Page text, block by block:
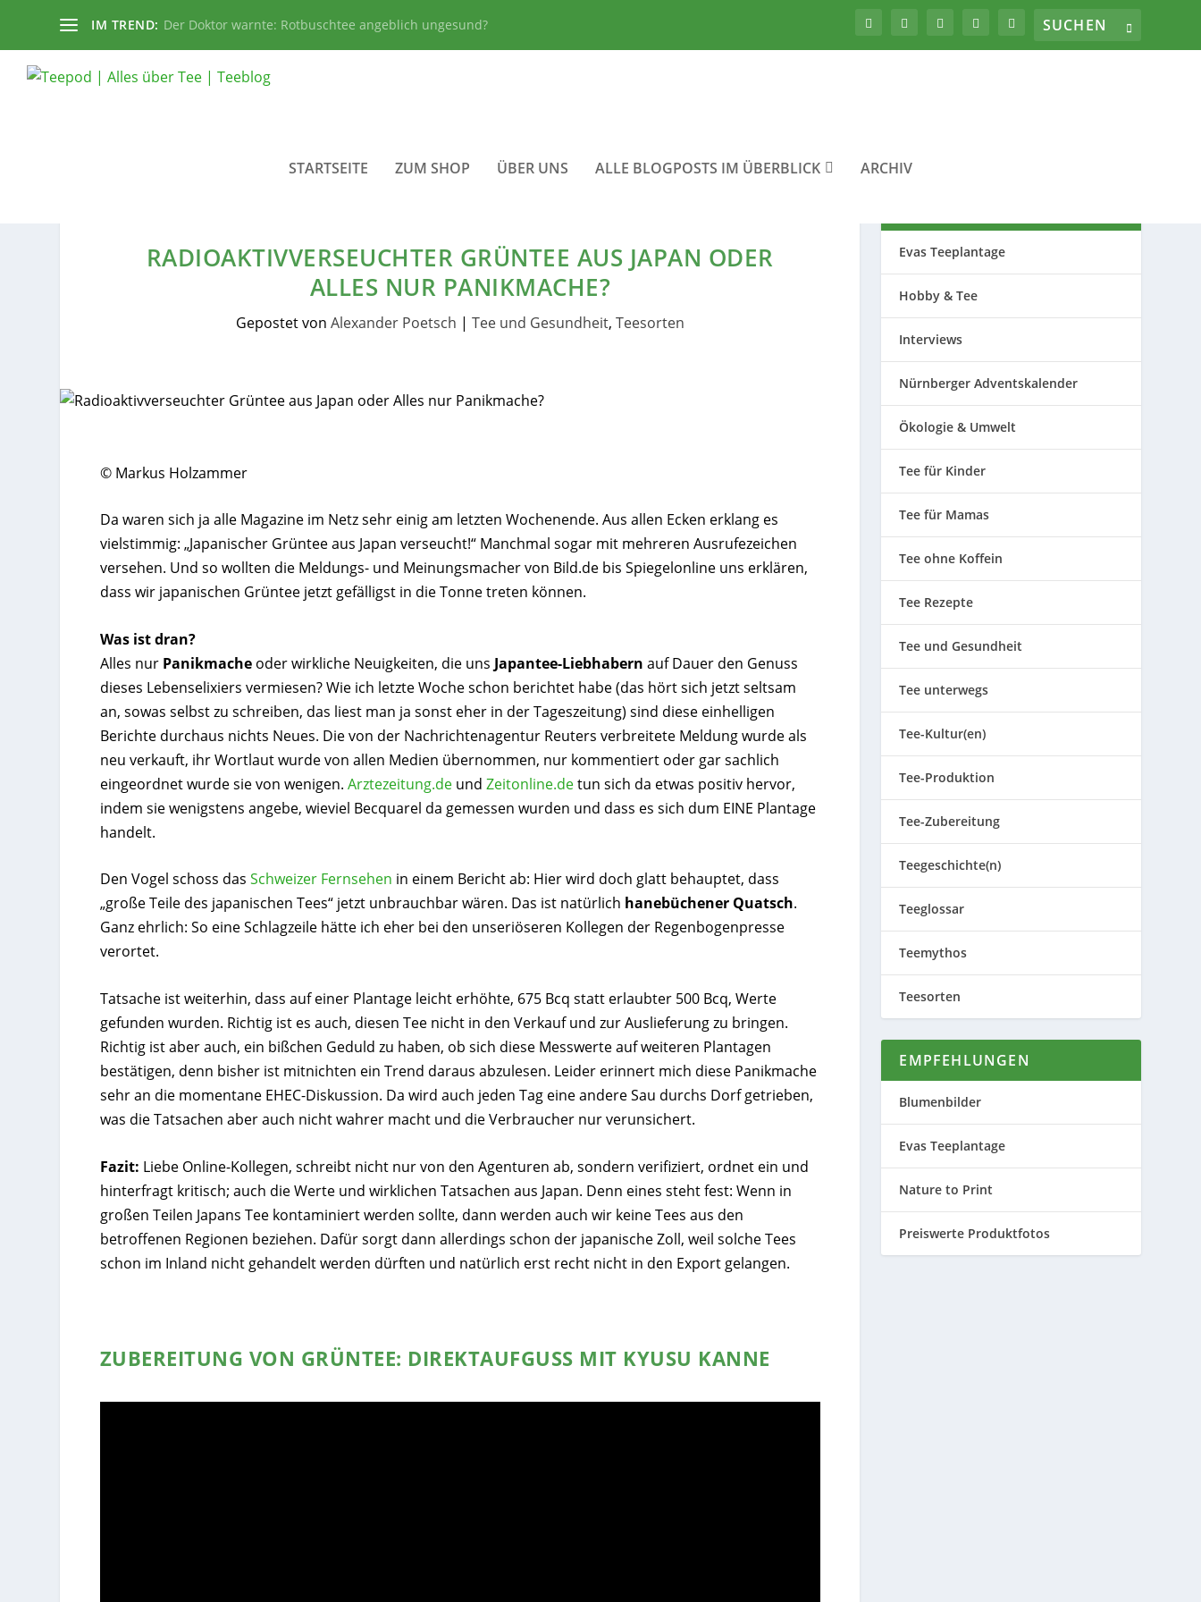
IM TREND: Der Doktor warnte: Rotbuschtee angeblich ungesund?
STARTSEITE ZUM SHOP ÜBER UNS ALLE BLOGPOSTS IM ÜBERBLICK ARCHIV
RADIOAKTIVVERSEUCHTER GRÜNTEE AUS JAPAN ODER
ALLES NUR PANIKMACHE?
Gepostet von Alexander Poetsch | Tee und Gesundheit, Teesorten
© Markus Holzammer
Da waren sich ja alle Magazine im Netz sehr einig am letzten Wochenende. Aus allen Ecken erklang es
vielstimmig: „Japanischer Grüntee aus Japan verseucht!“ Manchmal sogar mit mehreren Ausrufezeichen
versehen. Und so wollten die Meldungs- und Meinungsmacher von Bild.de bis Spiegelonline uns erklären,
dass wir japanischen Grüntee jetzt gefälligst in die Tonne treten können.
Was ist dran?
Alles nur Panikmacheoder wirkliche Neuigkeiten, die uns Japantee-Liebhabern auf Dauer den Genuss
dieses Lebenselixiers vermiesen? Wie ich letzte Woche schon berichtet habe (das hört sich jetzt seltsam
an, sowas selbst zu schreiben, das liest man ja sonst eher in der Tageszeitung) sind diese einhelligen
Berichte durchaus nichts Neues. Die von der Nachrichtenagentur Reuters verbreitete Meldung wurde als
neu verkauft, ihr Wortlaut wurde von allen Medien übernommen, nur kommentiert oder gar sachlich
eingeordnet wurde sie von wenigen. Arztezeitung.deund Zeitonline.detun sich da etwas positiv hervor,
indem sie wenigstens angebe, wieviel Becquarel da gemessen wurden und dass es sich dum EINE Plantage
handelt.
Den Vogel schoss das Schweizer Fernsehen in einem Bericht ab: Hier wird doch glatt behauptet, dass
„große Teile des japanischen Tees“ jetzt unbrauchbar wären. Das ist natürlich hanebüchener Quatsch.
Ganz ehrlich: So eine Schlagzeile hätte ich eher bei den unseriöseren Kollegen der Regenbogenpresse
verortet.
Tatsache ist weiterhin, dass auf einer Plantage leicht erhöhte, 675 Bcq statt erlaubter 500 Bcq, Werte
gefunden wurden. Richtig ist es auch, diesen Tee nicht in den Verkauf und zur Auslieferung zu bringen.
Richtig ist aber auch, ein bißchen Geduld zu haben, ob sich diese Messwerte auf weiteren Plantagen
bestätigen, denn bisher ist mitnichten ein Trend daraus abzulesen. Leider erinnert mich diese Panikmache
sehr an die momentane EHEC-Diskussion. Da wird auch jeden Tag eine andere Sau durchs Dorf getrieben,
was die Tatsachen aber auch nicht wahrer macht und die Verbraucher nur verunsichert.
Fazit: Liebe Online-Kollegen, schreibt nicht nur von den Agenturen ab, sondern verifiziert, ordnet ein und
hinterfragt kritisch; auch die Werte und wirklichen Tatsachen aus Japan. Denn eines steht fest: Wenn in
großen Teilen Japans Tee kontaminiert werden sollte, dann werden auch wir keine Tees aus den
betroffenen Regionen beziehen. Dafür sorgt dann allerdings schon der japanische Zoll, weil solche Tees
schon im Inland nicht gehandelt werden dürften und natürlich erst recht nicht in den Export gelangen.
ZUBEREITUNG VON GRÜNTEE: DIREKTAUFGUSS MIT KYUSU KANNE
Evas Teeplantage
Hobby & Tee
Interviews
Nürnberger Adventskalender
Ökologie & Umwelt
Tee für Kinder
Tee für Mamas
Tee ohne Koffein
Tee Rezepte
Tee und Gesundheit
Tee unterwegs
Tee-Kultur(en)
Tee-Produktion
Tee-Zubereitung
Teegeschichte(n)
Teeglossar
Teemythos
Teesorten
EMPFEHLUNGEN
Blumenbilder
Evas Teeplantage
Nature to Print
Preiswerte Produktfotos